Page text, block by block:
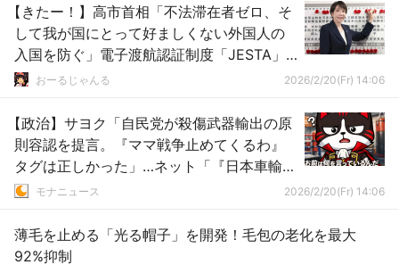
【きたー！】高市首相「不法滞在者ゼロ、そ
して我が国にとって好ましくない外国人の
入国を防ぐ」電子渡航認証制度「JESTA」
の法案提出へ
おーるじゃんる 2026/2/20(Fr) 14:06
【政治】サヨク「自民党が殺傷武器輸出の原
則容認を提言。『ママ戦争止めてくるわ』
タグは正しかった」…ネット「『日本車輸出
＝事故を増やしたい』と同じレベルのこじ
モナニュース 2026/2/20(Fr) 14:06
薄毛を止める「光る帽子」を開発！毛包の老化を最大
92%抑制